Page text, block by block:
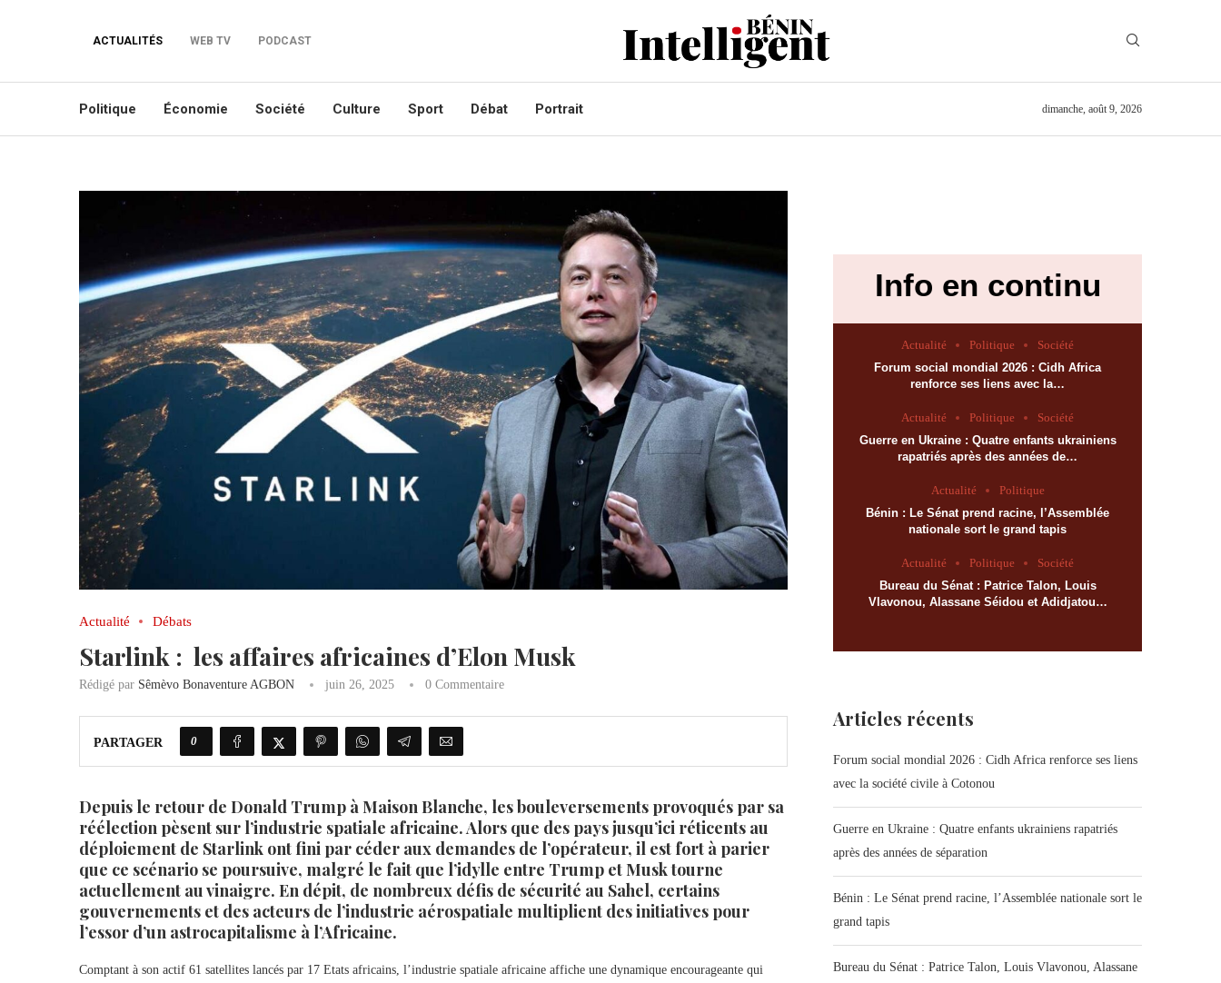
ACTUALITÉS WEB TV PODCAST
Politique Économie Société Culture Sport Débat Portrait dimanche, août 9, 2026
Actualité Débats
Starlink : les affaires africaines d’Elon Musk
Rédigé par Sêmèvo Bonaventure AGBON juin 26, 2025 0 Commentaire
PARTAGER 0
Depuis le retour de Donald Trump à Maison Blanche, les bouleversements provoqués par sa
réélection pèsent sur l’industrie spatiale africaine. Alors que des pays jusqu’ici réticents au
déploiement de Starlink ont fini par céder aux demandes de l’opérateur, il est fort à parier
que ce scénario se poursuive, malgré le fait que l’idylle entre Trump et Musk tourne
actuellement au vinaigre. En dépit, de nombreux défis de sécurité au Sahel, certains
gouvernements et des acteurs de l’industrie aérospatiale multiplient des initiatives pour
l’essor d’un astrocapitalisme à l’Africaine.
Comptant à son actif 61 satellites lancés par 17 Etats africains, l’industrie spatiale africaine affiche une dynamique encourageante qui
Info en continu
Actualité Politique
Société
Forum social mondial 2026 : Cidh Africa
renforce ses liens avec la…
Actualité Politique
Société
Guerre en Ukraine : Quatre enfants ukrainiens
rapatriés après des années de…
Actualité
Politique
Bénin : Le Sénat prend racine, l’Assemblée
nationale sort le grand tapis
Actualité Politique
Société
Bureau du Sénat : Patrice Talon, Louis
Vlavonou, Alassane Séidou et Adidjatou…
Articles récents
Forum social mondial 2026 : Cidh Africa renforce ses liens
avec la société civile à Cotonou
Guerre en Ukraine : Quatre enfants ukrainiens rapatriés
après des années de séparation
Bénin : Le Sénat prend racine, l’Assemblée nationale sort le
grand tapis
Bureau du Sénat : Patrice Talon, Louis Vlavonou, Alassane